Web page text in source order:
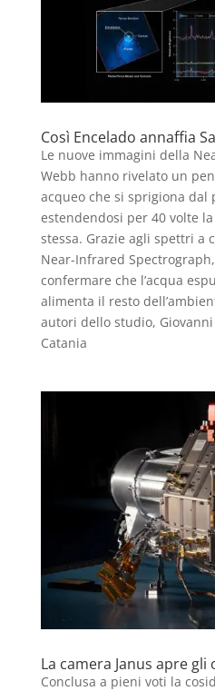
Così Encelado annaffia
Le nuove immagini della
Webb hanno rivelato un
acqueo che si sprigiona dal
estendendosi per 40 volte
stessa. Grazie agli spettri a
Near-Infrared
confermare che l’acqua
alimenta il resto
autori dello studio,
Catania
La camera Janus apre gli
Conclusa a pieni voti la